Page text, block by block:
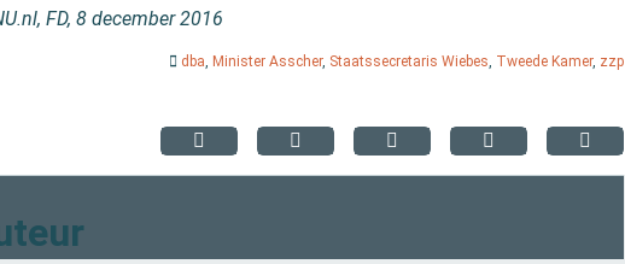
FD, 8 december 2016
dba ,Minister Asscher, Staatssecretaris Wiebes Tweede Kamer, zzp